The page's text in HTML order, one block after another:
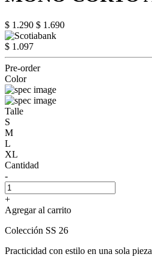
$ 1.290 $ 1.690
$ 1.097
Pre-order
Color
Talle
S
M
L
XL
Cantidad
-
+
Agregar al carrito
Colección SS 26
Practicidad con estilo en una sola pieza